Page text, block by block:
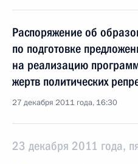
Распоряжение об
по подготовке
на реализацию
жертв политических
27 декабря 2011 года, 16:30
23 декабря 2011 года,